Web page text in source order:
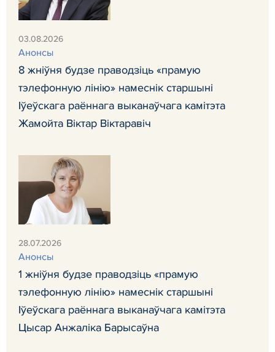
03.08.2026
Анонсы
8 жніўня будзе праводзіць «прамую
тэлефонную лінію» намеснік старшыні
Іўеўскага раённага выканаўчага камітэта
Жамойта Віктар Віктаравіч
28.07.2026
Анонсы
1 жніўня будзе праводзіць «прамую
тэлефонную лінію» намеснік старшыні
Іўеўскага раённага выканаўчага камітэта
Цысар Анжаліка Барысаўна